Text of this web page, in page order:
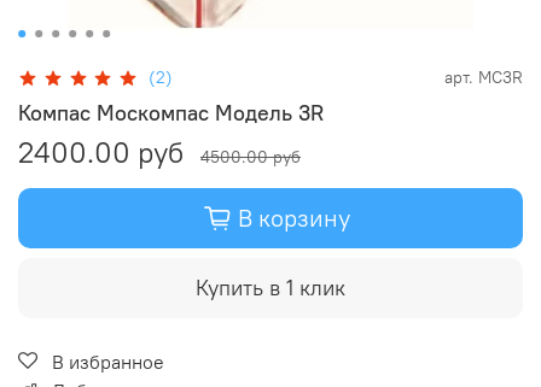
(2) арт. MC3R
Компас Москомпас Модель 3R
2400.00 руб 4500.00 руб
В корзину
Купить в 1 клик
В избранное